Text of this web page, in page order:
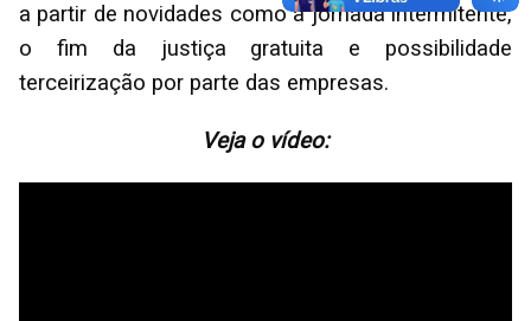
a partir de novidades como a jornada intermitente,
o fim da justiça gratuita e possibilidade
terceirização por parte das empresas.
Veja o vídeo: